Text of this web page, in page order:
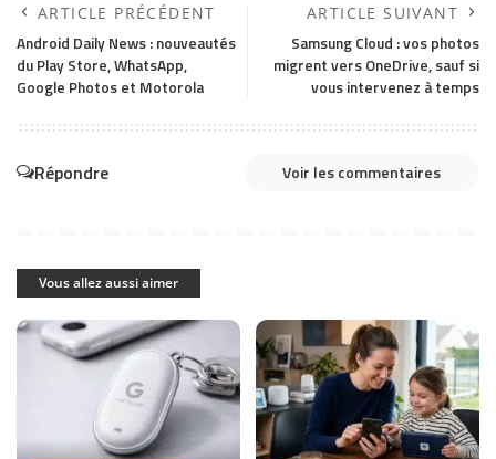
ARTICLE PRÉCÉDENT
Android Daily News : nouveautés
du Play Store, WhatsApp,
Google Photos et Motorola
ARTICLE SUIVANT
Samsung Cloud : vos photos
migrent vers OneDrive, sauf si
vous intervenez à temps
Répondre Voir les commentaires
Vous allez aussi aimer